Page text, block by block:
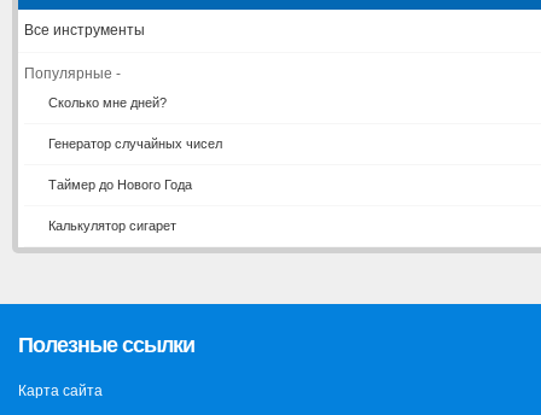
Все инструменты
Популярные -
Сколько мне дней?
Генератор случайных чисел
Таймер до Нового Года
Калькулятор сигарет
Полезные ссылки
Карта сайта